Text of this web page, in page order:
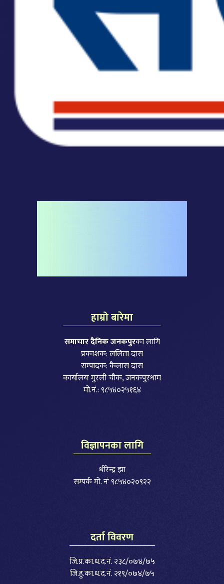
हाम्रो बारेमा
समाचार दैनिक जनकपुरका लागि
प्रकाशक: ललिता दास
सम्पादक: कैलास दास
कार्यालयः मुरली चौक, जनकपुरधाम
मो.नं.: ९८५४०२५१६४
विज्ञापनका लागि
धीरेन्द्र झा
सम्पर्क मो. नंः ९८५४०२०९२२
दर्ता विवरण
जि.प्र.का.ध.द.नं. २३८/०७४/७५
जि.हु.का.ध.द.नं. २१९/०७४/७५